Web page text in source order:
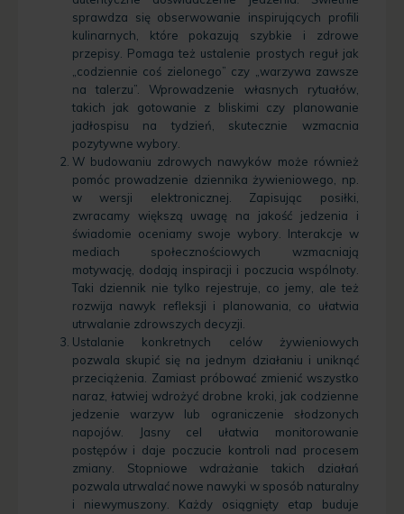
sprawdza się obserwowanie inspirujących profili
kulinarnych, które pokazują szybkie i zdrowe
przepisy. Pomaga też ustalenie prostych reguł jak
„codziennie coś zielonego” czy „warzywa zawsze
na talerzu”. Wprowadzenie własnych rytuałów,
takich jak gotowanie z bliskimi czy planowanie
jadłospisu na tydzień, skutecznie wzmacnia
pozytywne wybory.
W budowaniu zdrowych nawyków może również
pomóc prowadzenie dziennika żywieniowego, np.
w wersji elektronicznej. Zapisując posiłki,
zwracamy większą uwagę na jakość jedzenia i
świadomie oceniamy swoje wybory. Interakcje w
mediach społecznościowych wzmacniają
motywację, dodają inspiracji i poczucia wspólnoty.
Taki dziennik nie tylko rejestruje, co jemy, ale też
rozwija nawyk refleksji i planowania, co ułatwia
utrwalanie zdrowszych decyzji.
Ustalanie konkretnych celów żywieniowych
pozwala skupić się na jednym działaniu i uniknąć
przeciążenia. Zamiast próbować zmienić wszystko
naraz, łatwiej wdrożyć drobne kroki, jak codzienne
jedzenie warzyw lub ograniczenie słodzonych
napojów. Jasny cel ułatwia monitorowanie
postępów i daje poczucie kontroli nad procesem
zmiany. Stopniowe wdrażanie takich działań
pozwala utrwalać nowe nawyki w sposób naturalny
i niewymuszony. Każdy osiągnięty etap buduje